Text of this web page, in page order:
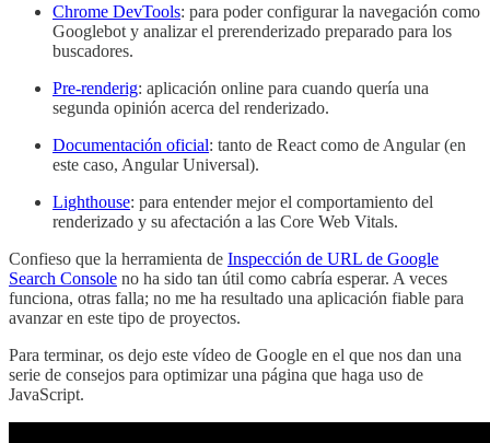
Chrome DevTools: para poder configurar la navegación como
Googlebot y analizar el prerenderizado preparado para los
buscadores.
Pre-renderig: aplicación online para cuando quería una
segunda opinión acerca del renderizado.
Documentación oficial: tanto de React como de Angular (en
este caso, Angular Universal).
Lighthouse: para entender mejor el comportamiento del
renderizado y su afectación a las Core Web Vitals.
Confieso que la herramienta de Inspección de URL de Google
Search Console no ha sido tan útil como cabría esperar. A veces
funciona, otras falla; no me ha resultado una aplicación fiable para
avanzar en este tipo de proyectos.
Para terminar, os dejo este vídeo de Google en el que nos dan una
serie de consejos para optimizar una página que haga uso de
JavaScript.